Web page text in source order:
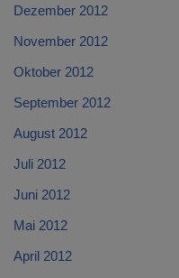
Dezember 2012
November 2012
Oktober 2012
September 2012
August 2012
Juli 2012
Juni 2012
Mai 2012
April 2012